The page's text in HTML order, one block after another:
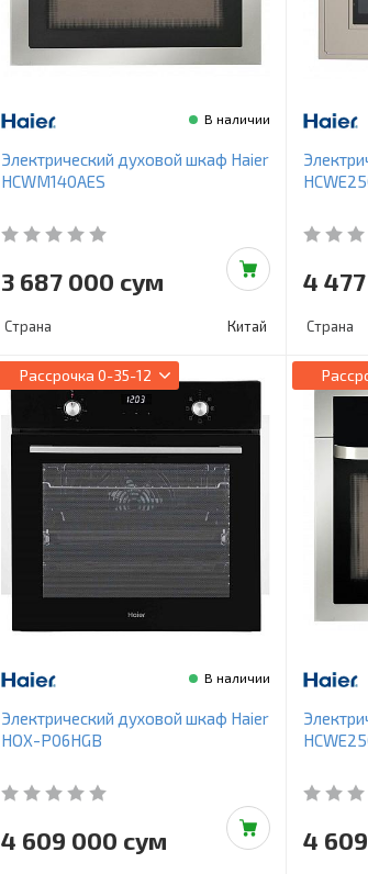
В наличии
Электрический духовой шкаф Haier
HCWM140AES
3 687 000 сум
Страна Китай
4
Страна
Рассрочка 0-35-12
В наличии
Электрический духовой шкаф Haier
HOX-P06HGB
4 609 000 сум 4